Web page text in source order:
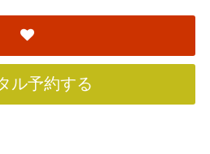
ル予約する